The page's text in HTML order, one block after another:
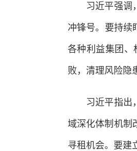
习近平强调，
冲锋号。要持续
各种利益集团、
败，清理风险隐
习近平指出，
域深化体制机制
寻租机会。要建